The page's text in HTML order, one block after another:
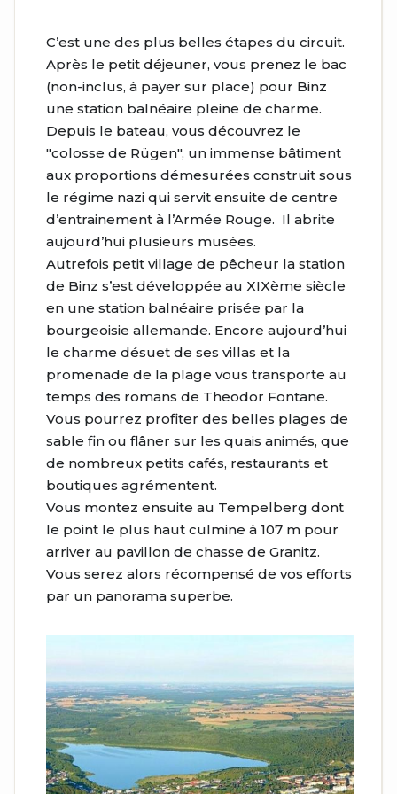
C’est une des plus belles étapes du circuit.
Après le petit déjeuner, vous prenez le bac
(non-inclus, à payer sur place) pour Binz
une station balnéaire pleine de charme.
Depuis le bateau, vous découvrez le
"colosse de Rügen", un immense bâtiment
aux proportions démesurées construit sous
le régime nazi qui servit ensuite de centre
d’entrainement à l’Armée Rouge. Il abrite
aujourd’hui plusieurs musées.
Autrefois petit village de pêcheur la station
de Binz s’est développée au XIXème siècle
en une station balnéaire prisée par la
bourgeoisie allemande. Encore aujourd’hui
le charme désuet de ses villas et la
promenade de la plage vous transporte au
temps des romans de Theodor Fontane.
Vous pourrez profiter des belles plages de
sable fin ou flâner sur les quais animés, que
de nombreux petits cafés, restaurants et
boutiques agrémentent.
Vous montez ensuite au Tempelberg dont
le point le plus haut culmine à 107 m pour
arriver au pavillon de chasse de Granitz.
Vous serez alors récompensé de vos efforts
par un panorama superbe.